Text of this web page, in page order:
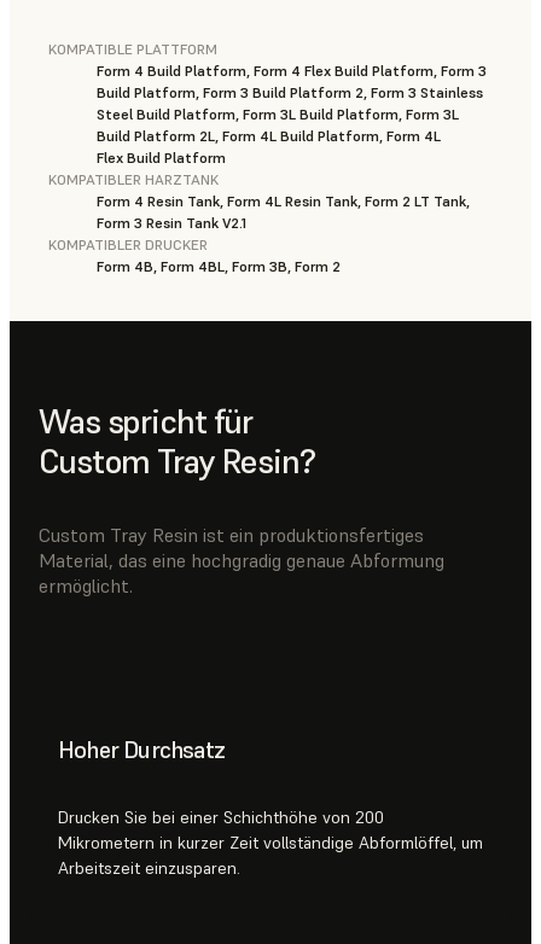
KOMPATIBLE PLATTFORM
Form 4 Build Platform, Form 4 Flex Build Platform, Form 3
Build Platform, Form 3 Build Platform 2, Form 3 Stainless
Steel Build Platform, Form 3L Build Platform, Form 3L
Build Platform 2L, Form 4L Build Platform, Form 4L
Flex Build Platform
KOMPATIBLER HARZTANK
Form 4 Resin Tank, Form 4L Resin Tank, Form 2 LT Tank,
Form 3 Resin Tank V2.1
KOMPATIBLER DRUCKER
Form 4B, Form 4BL, Form 3B, Form 2
Was spricht für
Custom Tray Resin?
Custom Tray Resin ist ein produktionsfertiges
Material, das eine hochgradig genaue Abformung
ermöglicht.
Hoher Durchsatz
Drucken Sie bei einer Schichthöhe von 200
Mikrometern in kurzer Zeit vollständige Abformlöffel, um
Arbeitszeit einzusparen.